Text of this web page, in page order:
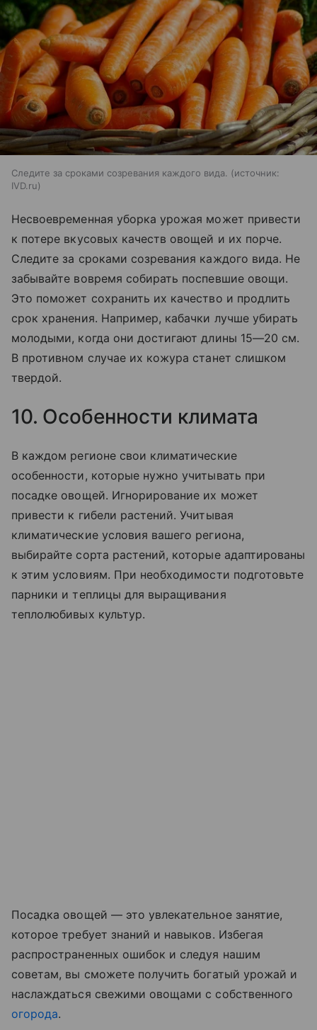
Следите за сроками созревания каждого вида.
источник:
IVD.ru
Несвоевременная уборка урожая может привести
к потере вкусовых качеств овощей и их порче.
Следите за сроками созревания каждого вида. Не
забывайте вовремя собирать поспевшие овощи.
Это поможет сохранить их качество и продлить
срок хранения. Например, кабачки лучше убирать
молодыми, когда они достигают длины 15—20 см.
В противном случае их кожура станет слишком
твердой.
10. Особенности климата
В каждом регионе свои климатические
особенности, которые нужно учитывать при
посадке овощей. Игнорирование их может
привести к гибели растений. Учитывая
климатические условия вашего региона,
выбирайте сорта растений, которые адаптированы
к этим условиям. При необходимости подготовьте
парники и теплицы для выращивания
теплолюбивых культур.
Посадка овощей — это увлекательное занятие,
которое требует знаний и навыков. Избегая
распространенных ошибок и следуя нашим
советам, вы сможете получить богатый урожай и
наслаждаться свежими овощами с собственного
огорода.